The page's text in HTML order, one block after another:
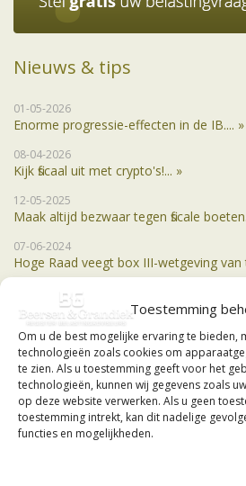
Toestemming
Om u de best mogelijke ervaring te bieden,
technologieën zoals cookies om
te zien. Als u toestemming geeft voor het
technologieën, kunnen wij gegevens zoals
op deze website verwerken. Als u geen
toestemming intrekt, kan dit nadelige
functies en mogelijkheden.
Nieuws & tips
01-05-2026
Enorme progressie-effecten in de IB.... »
08-04-2026
Kijk fiscaal uit met crypto's!... »
12-05-2025
Maak altijd bezwaar tegen fiscale
07-06-2024
Hoge Raad veegt box III-wetgeving van